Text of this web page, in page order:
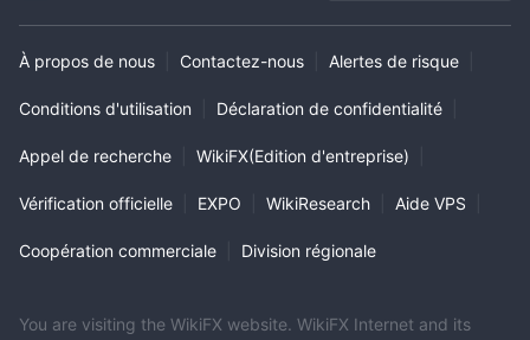
À propos de nous Contactez-nous Alertes de risque
Conditions d'utilisation Déclaration de confidentialité
Appel de recherche WikiFX(Edition d'entreprise)
Vérification officielle EXPO WikiResearch Aide VPS
Coopération commerciale Division régionale
You are visiting the WikiFX website. WikiFX Internet and its